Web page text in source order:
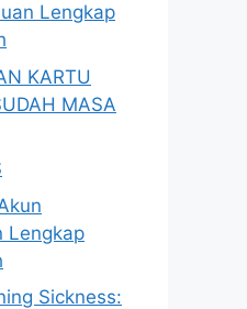
Lengkap
KARTU
MASA
Lengkap
Sickness: